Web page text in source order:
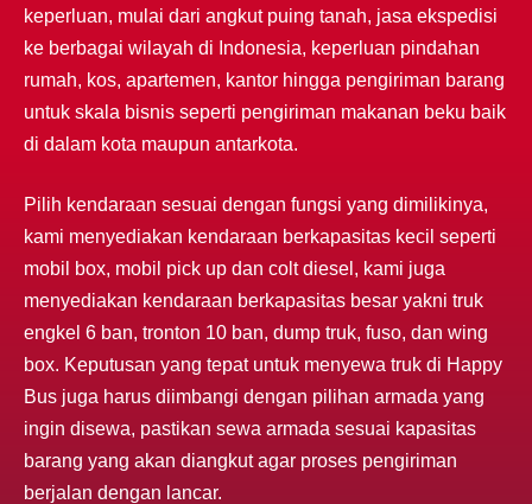
keperluan, mulai dari angkut puing tanah, jasa ekspedisi
ke berbagai wilayah di Indonesia, keperluan pindahan
rumah, kos, apartemen, kantor hingga pengiriman barang
untuk skala bisnis seperti pengiriman makanan beku baik
di dalam kota maupun antarkota.
Pilih kendaraan sesuai dengan fungsi yang dimilikinya,
kami menyediakan kendaraan berkapasitas kecil seperti
mobil box, mobil pick up dan colt diesel, kami juga
menyediakan kendaraan berkapasitas besar yakni truk
engkel 6 ban, tronton 10 ban, dump truk, fuso, dan wing
box. Keputusan yang tepat untuk menyewa truk di Happy
Bus juga harus diimbangi dengan pilihan armada yang
ingin disewa, pastikan sewa armada sesuai kapasitas
barang yang akan diangkut agar proses pengiriman
berjalan dengan lancar.